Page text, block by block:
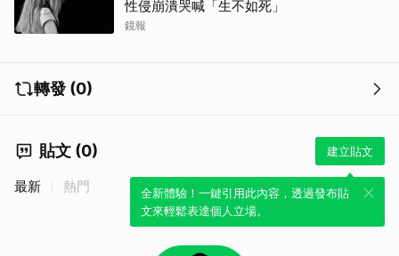
性侵崩潰哭喊「生不如死」
鏡報
轉發 (0)
貼文 (0) 建立貼文
全新體驗！一鍵引用此內容，透過發布貼
文來輕鬆表達個人立場。
最新 熱門